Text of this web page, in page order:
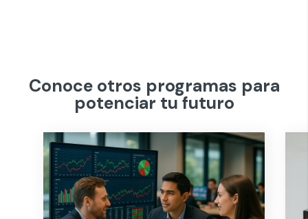
Conoce otros programas para
potenciar tu futuro